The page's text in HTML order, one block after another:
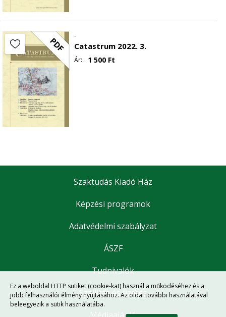
PDF -
Catastrum 2022. 3.
Ár: 1 500 Ft
Szaktudás Kiadó Ház
Képzési programok
Adatvédelmi szabályzat
ÁSZF
Tudnivalók
Szállítás és fizetés
Ez a weboldal HTTP sütiket (cookie-kat) használ a működéséhez és a
jobb felhasználói élmény nyújtásához. Az oldal további használatával
beleegyezik a sütik használatába.